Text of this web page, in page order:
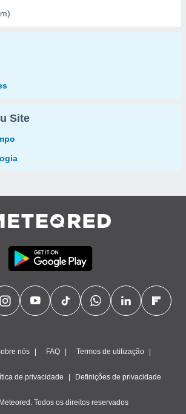
Site
nós FAQ Termos de utilização
de privacidade Definições de privacidade
Todos os direitos reservados